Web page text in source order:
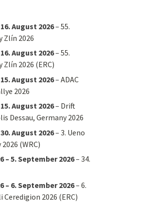
16. August 2026– 55.
Zlín 2026
16. August 2026– 55.
Zlín 2026 (ERC)
15. August 2026– ADAC
2026
15. August 2026– Drift
Dessau, Germany 2026
30. August 2026– 3. Ueno
(WRC)
– 5. September 2026– 34.
– 6. September 2026– 6.
Ceredigion 2026 (ERC)